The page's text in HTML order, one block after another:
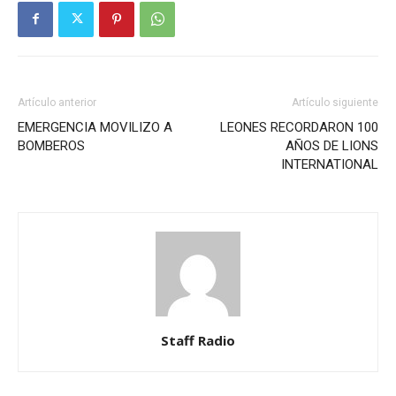
Artículo anterior
EMERGENCIA MOVILIZO A
BOMBEROS
Artículo siguiente
LEONES RECORDARON 100
AÑOS DE LIONS
INTERNATIONAL
Staff Radio